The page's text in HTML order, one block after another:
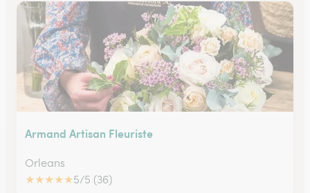
Armand Artisan Fleuriste
Orleans
★★★★★5/5 (36)